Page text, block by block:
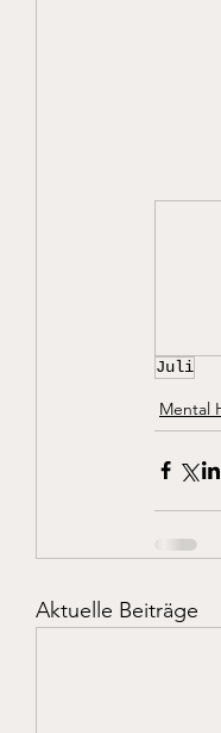
Juli
Mental
Aktuelle Beiträge